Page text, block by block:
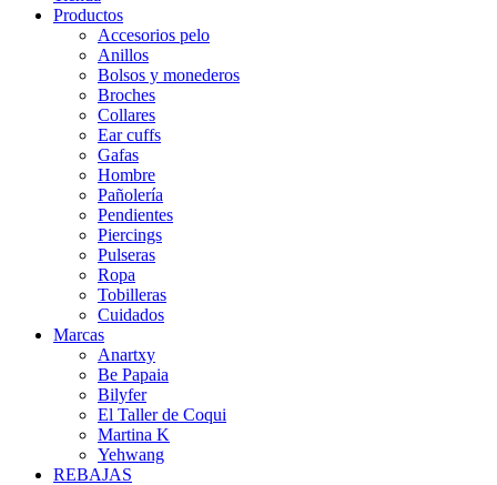
Productos
Accesorios pelo
Anillos
Bolsos y monederos
Broches
Collares
Ear cuffs
Gafas
Hombre
Pañolería
Pendientes
Piercings
Pulseras
Ropa
Tobilleras
Cuidados
Marcas
Anartxy
Be Papaia
Bilyfer
El Taller de Coqui
Martina K
Yehwang
REBAJAS